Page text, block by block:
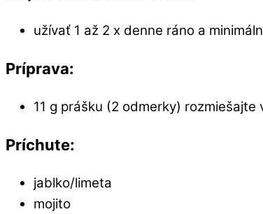
užívať 1 až 2 x denne ráno a
Príprava:
11 g prášku (2 odmerky)
Príchute:
jablko/limeta
mojito